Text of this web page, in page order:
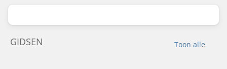
Toon alle
GIDSEN